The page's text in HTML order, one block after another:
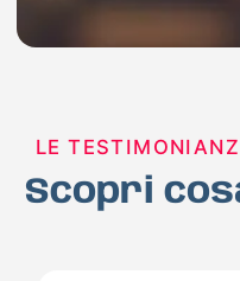
LE
Scopri